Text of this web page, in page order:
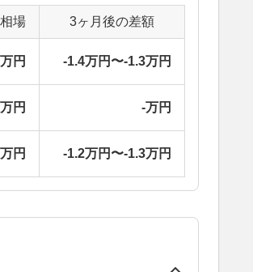
場 3ヶ月後の差額
円 -1.4万円〜-1.3万円
円 -万円
円 -1.2万円〜-1.3万円